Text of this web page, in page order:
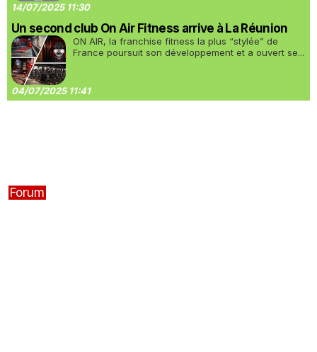
14/07/2025 11:30
Un second club On Air Fitness arrive à La Réunion
ON AIR, la franchise fitness la plus “stylée” de
France poursuit son développement et a ouvert se...
04/07/2025 11:41
Forum